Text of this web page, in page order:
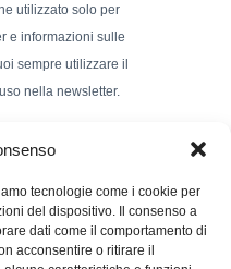
tecnologie come i cookie per
del dispositivo. Il consenso a
dati come il comportamento di
acconsentire o ritirare il
utilizzato solo per
e informazioni sulle
sempre utilizzare il
nella newsletter.